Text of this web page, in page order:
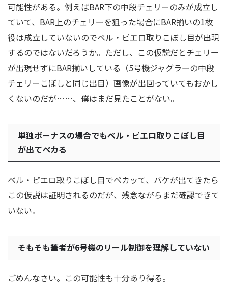
可能性がある。例えばBAR下の中段チェリーのみが成立し
ていて、BAR上のチェリーを狙った場合にBAR揃いの1枚
役は成立していないのでベル・ピエロ取りこぼし目が出現
するのではないだろうか。ただし、この仮説だとチェリー
が出現せずにBAR揃いしている（5号機ジャグラーの中段
チェリーこぼしと同じ出目）画像が出回っていてもおかし
くないのだが……、僕はまだ見たことがない。
単独ボーナスの場合でもベル・ピエロ取りこぼし目
が出てペカる
ベル・ピエロ取りこぼし目でペカッて、バケが出てきたら
この仮説は証明されるのだが、残念ながらまだ確認できて
いない。
そもそも筆者が6号機のリール制御を理解していない
ごめんなさい。この可能性も十分あり得る。